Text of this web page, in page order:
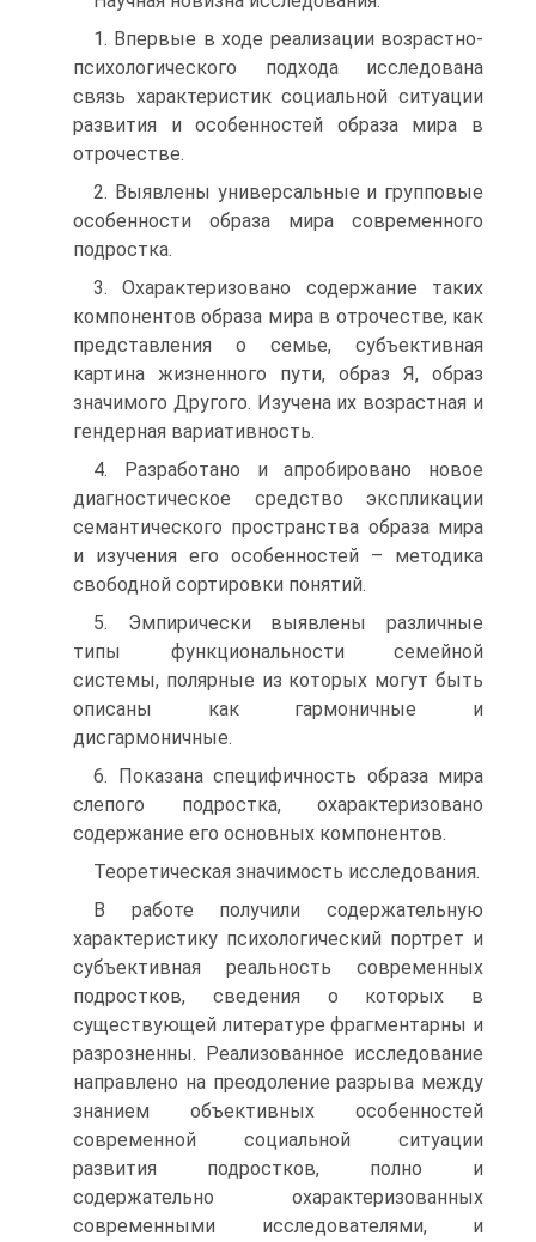
1. Впервые в ходе реализации возрастно-
психологического подхода исследована
связь характеристик социальной ситуации
развития и особенностей образа мира в
отрочестве.
2. Выявлены универсальные и групповые
особенности образа мира современного
подростка.
3. Охарактеризовано содержание таких
компонентов образа мира в отрочестве, как
представления о семье, субъективная
картина жизненного пути, образ Я, образ
значимого Другого. Изучена их возрастная и
гендерная вариативность.
4. Разработано и апробировано новое
диагностическое средство экспликации
семантического пространства образа мира
и изучения его особенностей – методика
свободной сортировки понятий.
5. Эмпирически выявлены различные
типы функциональности семейной
системы, полярные из которых могут быть
описаны как гармоничные и
дисгармоничные.
6. Показана специфичность образа мира
слепого подростка, охарактеризовано
содержание его основных компонентов.
Теоретическая значимость исследования.
В работе получили содержательную
характеристику психологический портрет и
субъективная реальность современных
подростков, сведения о которых в
существующей литературе фрагментарны и
разрозненны. Реализованное исследование
направлено на преодоление разрыва между
знанием объективных особенностей
современной социальной ситуации
развития подростков, полно и
содержательно охарактеризованных
современными исследователями, и